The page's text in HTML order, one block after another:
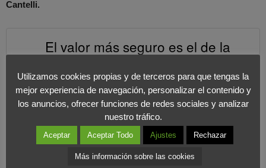
Cantelli.
El valor más seguro es el de la
jugador.
COMPARTIR EN X
En paralelo a la puja de las marcas,
los acuerdos por derechos
audiovisuales continúan revalorizándose y no
necesariamente desde el país al que pertenece un club
Utilizamos cookies propias y de terceros para que tengas la
mejor experiencia de navegación, personalizar el contenido y
los anuncios, ofrecer funciones de redes sociales y analizar
nuestro tráfico.
Aceptar Aceptar Todo Ajustes Rechazar
Más información sobre las cookies